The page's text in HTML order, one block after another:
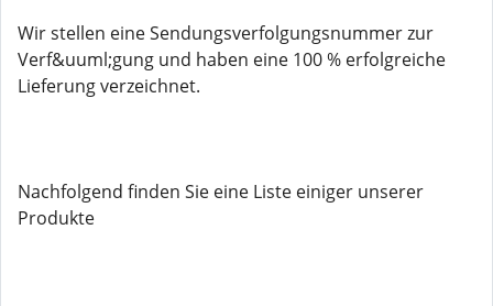
Wir stellen eine Sendungsverfolgungsnummer zur
Verf&uuml;gung und haben eine 100 % erfolgreiche
Lieferung verzeichnet.
Nachfolgend finden Sie eine Liste einiger unserer
Produkte